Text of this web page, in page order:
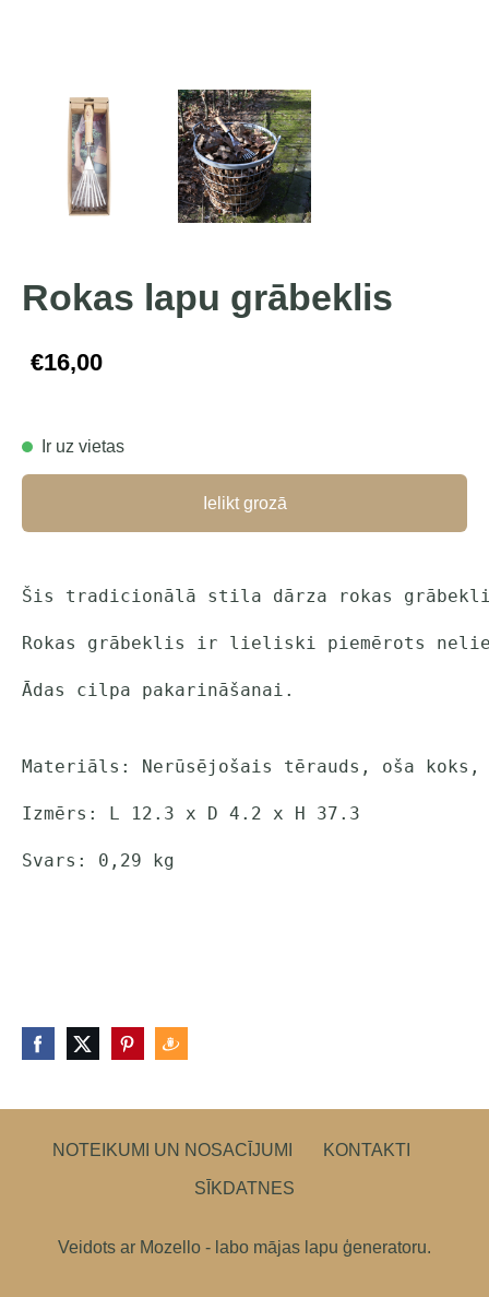
Rokas lapu grābeklis
€16,00
Ir uz vietas
Ielikt grozā
Šis tradicionālā stila dārza rokas
Rokas grābeklis ir lieliski piemērots
Izmērs: L 12.3 x D 4.2 x H 37.3
Svars: 0,29 kg
NOTEIKUMI UN NOSACĪJUMI KONTAKTI
SĪKDATNES
Veidots ar Mozello - labo mājas lapu ģeneratoru.